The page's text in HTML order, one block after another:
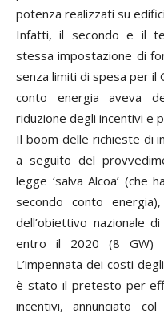
potenza realizzati su
Infatti, il secondo e il
stessa impostazione di
senza limiti di spesa per il
conto energia aveva
riduzione degli incentivi e
Il boom delle richieste di
a seguito del
legge ‘salva Alcoa’
secondo conto
dell’obiettivo nazionale
entro il 2020 (8 GW)
L’impennata dei costi
è stato il pretesto per
incentivi, annunciato col